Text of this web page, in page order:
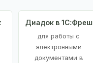
Диадок в 1С:Фреш
для работы с
электронными
документами в